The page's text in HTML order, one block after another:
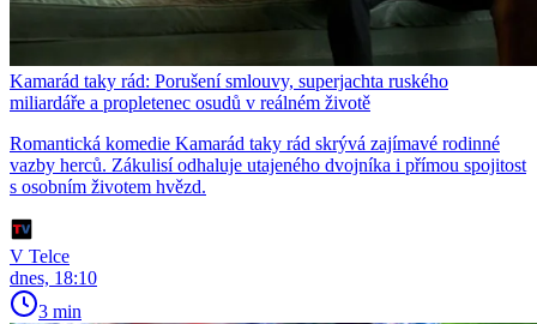
Kamarád taky rád: Porušení smlouvy, superjachta ruského
miliardáře a propletenec osudů v reálném životě
Romantická komedie Kamarád taky rád skrývá zajímavé rodinné
vazby herců. Zákulisí odhaluje utajeného dvojníka i přímou spojitost
s osobním životem hvězd.
V Telce
dnes, 18:10
3 min